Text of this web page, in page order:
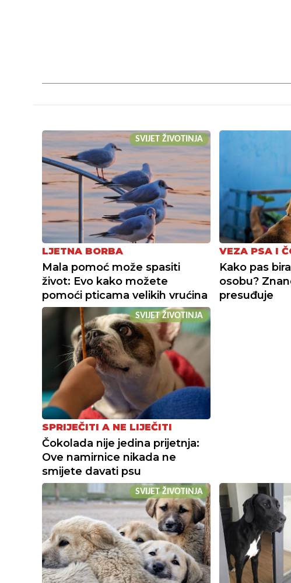
SVIJET ŽIVOTINJA
LJETNA BORBA
Mala pomoć može spasiti
život: Evo kako možete
pomoći pticama velikih vrućina
VEZA PSA I
Kako pas
osobu?
presuđuje
SVIJET ŽIVOTINJA
SPRIJEČITI A NE LIJEČITI
Čokolada nije jedina prijetnja:
Ove namirnice nikada ne
smijete davati psu
SVIJET ŽIVOTINJA